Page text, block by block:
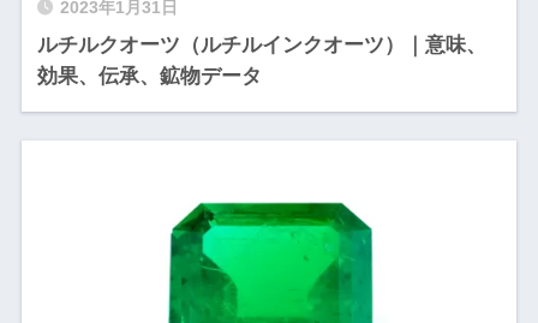
2023年1月31日
ルチルクオーツ（ルチルインクオーツ）｜意味、
効果、伝承、鉱物データ